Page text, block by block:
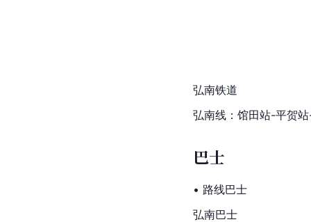
弘南铁道
弘南线：馆田站-平贺
巴士
• 路线巴士
弘南巴士